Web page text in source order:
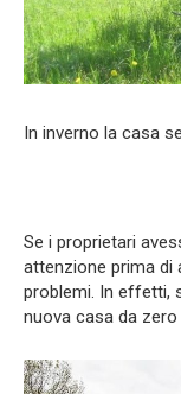
In inverno la casa
Se i proprietari
attenzione prima di
problemi. In effetti,
nuova casa da